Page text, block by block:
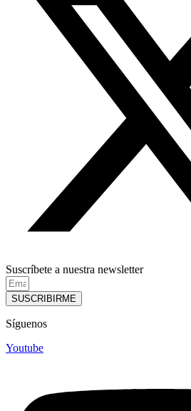
Suscríbete a nuestra newsletter
SUSCRIBIRME
Síguenos
Youtube